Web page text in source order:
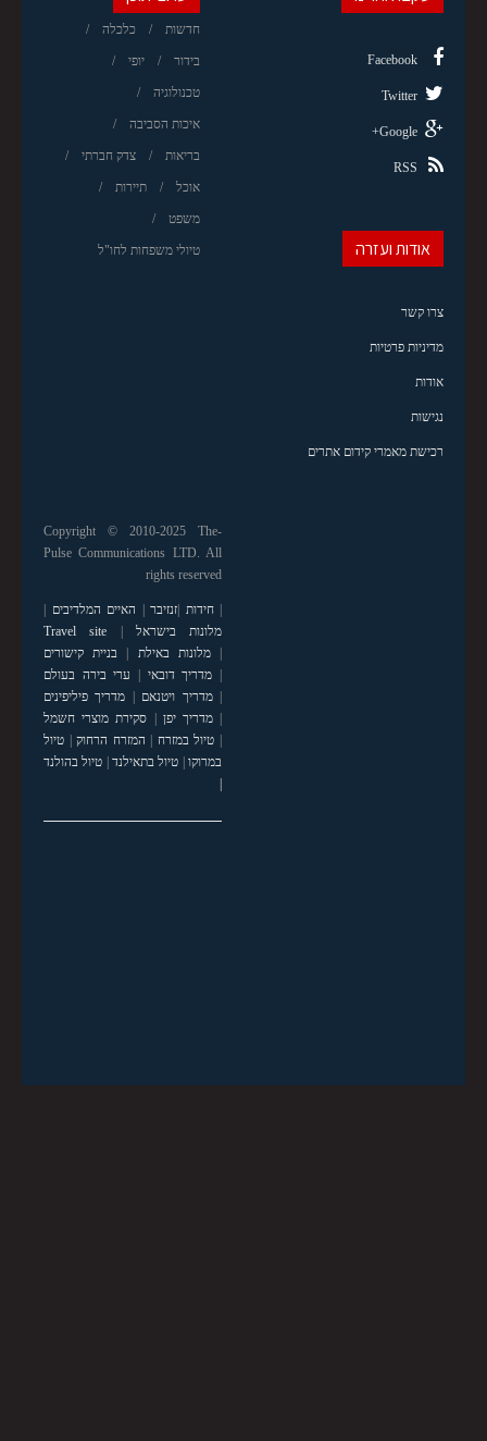
חדשות כלכלה
בידור יופי
טכנולוגיה
איכות הסביבה
בריאות צדק חברתי
אוכל תיירות
משפט
טיולי משפחות לחו"ל
Facebook
Twitter
Google+
RSS
אודות ועזרה
צרו קשר
מדיניות פרטיות
אודות
נגישות
רכישת מאמרי קידום אתרים
Copyright © 2010-2025 The-
Pulse Communications LTD. All
rights reserved
|חידות זנזיבר האיים המלדיבים
מלונות בישראל
Travel site
|מלונות באילת
בניית קישורים
מדריך דובאי
ערי בירה בעולם
|מדריך ויטנאם
מדריך פיליפינים
|מדריך יפן
סקירת מוצרי חשמל
טיול במזרח המזרח הרחוק| טיול
במרוקו| טיול בתאילנד| טיול בהולנד